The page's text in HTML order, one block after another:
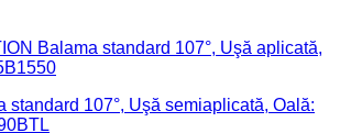
Balama standard 107°, Uşă aplicată,